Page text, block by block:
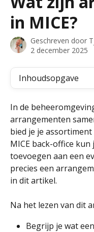
in MICE?
Geschreven door
2 december 2025
Inhoudsopgave
In de
arrangementen
bied je je
MICE back-office
toevoegen aan een
precies een
in dit artikel.
Na het lezen van dit
Begrijp je wat